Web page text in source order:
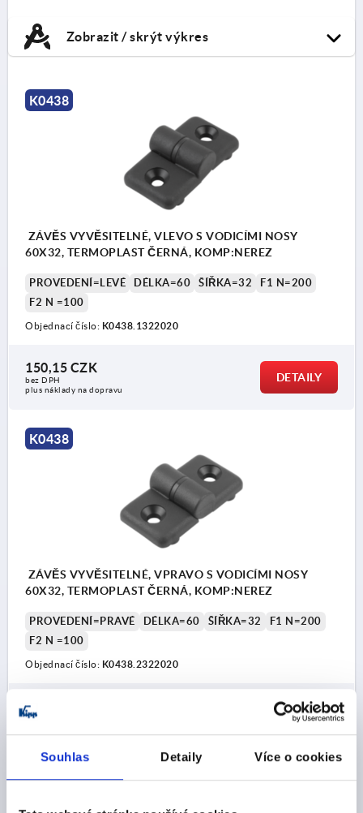
Souhlas Detaily Více o cookies
Zobrazit / skrýt výkres
K0438
ZÁVĚS VYVĚSITELNÉ, VLEVO S VODICÍMI NOSY
60X32, TERMOPLAST ČERNÁ, KOMP:NEREZ
PROVEDENÍ=LEVÉ DÉLKA=60 ŠÍŘKA=32
F1 N=200
F2 N =100
Objednací číslo: K0438.1322020
150,15 CZK
bez DPH
plus náklady na dopravu
DETAILY
K0438
ZÁVĚS VYVĚSITELNÉ, VPRAVO S VODICÍMI NOSY
60X32, TERMOPLAST ČERNÁ, KOMP:NEREZ
PROVEDENÍ=PRAVÉ DÉLKA=60 ŠÍŘKA=32
F1 N=200
F2 N =100
Objednací číslo: K0438.2322020
150,15 CZK
bez DPH
DETAILY